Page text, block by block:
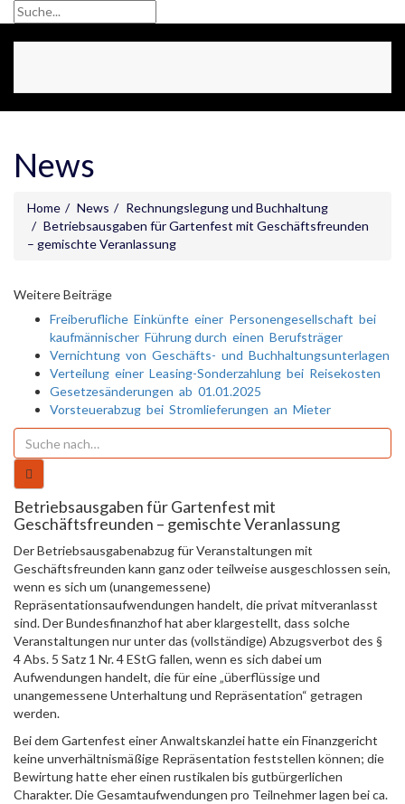
News
Home News
Rechnungslegung und Buchhaltung
Betriebsausgaben für Gartenfest mit Geschäftsfreunden
– gemischte Veranlassung
Weitere Beiträge
Freiberufliche Einkünfte einer Personengesellschaft bei
kaufmännischer Führung durch einen Berufsträger
Vernichtung von Geschäfts- und Buchhaltungsunterlagen
Verteilung einer Leasing-Sonderzahlung bei Reisekosten
Gesetzesänderungen ab 01.01.2025
Vorsteuerabzug bei Stromlieferungen an Mieter
Betriebsausgaben für Gartenfest mit
Geschäftsfreunden – gemischte Veranlassung
Der Betriebsausgabenabzug für Veranstaltungen mit
Geschäftsfreunden kann ganz oder teilweise ausgeschlossen sein,
wenn es sich um (unangemessene)
Repräsentationsaufwendungen handelt, die privat mitver­anlasst
sind. Der Bundesfinanzhof hat aber klargestellt, dass solche
Veranstaltungen nur unter das (voll­ständige) Abzugsverbot des §
4 Abs. 5 Satz 1 Nr. 4 EStG fallen, wenn es sich dabei um
Aufwendungen handelt, die für eine „überflüssige und
unangemessene Unterhaltung und Repräsentation“ getragen
werden.
Bei dem Gartenfest einer Anwaltskanzlei hatte ein Finanzgericht
keine unverhältnismäßige Repräsentation feststellen können; die
Bewirtung hatte eher einen rustikalen bis gutbürgerlichen
Charakter. Die Gesamt­aufwendungen pro Teilnehmer lagen bei ca.